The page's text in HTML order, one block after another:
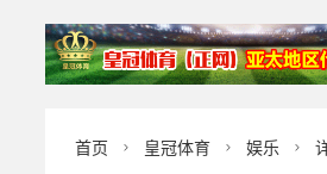
首页  皇冠体育  娱乐 